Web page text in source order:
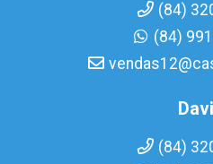
(84)
(84)
(84)